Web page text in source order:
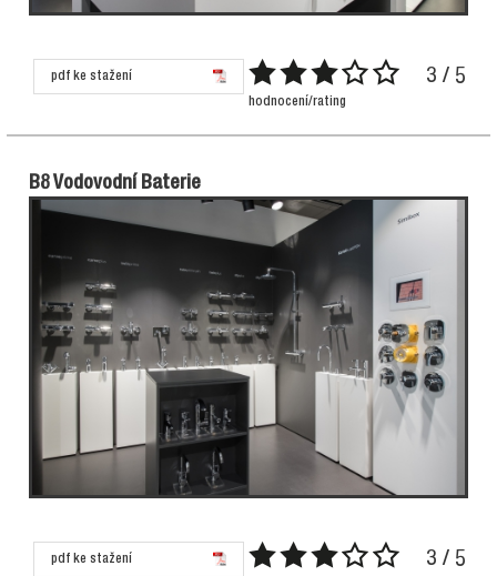
pdf ke stažení 3 / 5
hodnocení/rating
B8 Vodovodní Baterie
pdf ke stažení 3 / 5